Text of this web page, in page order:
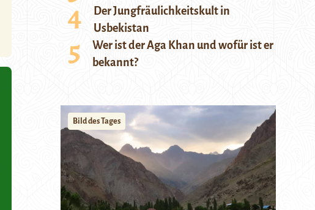
Der Jungfräulichkeitskult in
Usbekistan
Wer ist der Aga Khan und wofür ist er
bekannt?
Bild des Tages